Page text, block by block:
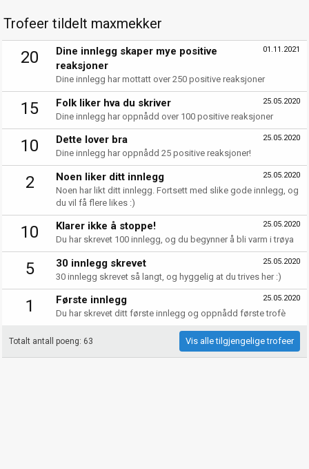
Trofeer tildelt maxmekker
20 01.11.2021
Dine innlegg skaper mye positive
reaksjoner
Dine innlegg har mottatt over 250 positive reaksjoner
15 25.05.2020
Folk liker hva du skriver
Dine innlegg har oppnådd over 100 positive reaksjoner
10 25.05.2020
Dette lover bra
Dine innlegg har oppnådd 25 positive reaksjoner!
2 25.05.2020
Noen liker ditt innlegg
Noen har likt ditt innlegg. Fortsett med slike gode innlegg, og
du vil få flere likes :)
10 25.05.2020
Klarer ikke å stoppe!
Du har skrevet 100 innlegg, og du begynner å bli varm i trøya
5 25.05.2020
30 innlegg skrevet
30 innlegg skrevet så langt, og hyggelig at du trives her :)
1 25.05.2020
Første innlegg
Du har skrevet ditt første innlegg og oppnådd første trofè
Totalt antall poeng: 63 Vis alle tilgjengelige trofeer